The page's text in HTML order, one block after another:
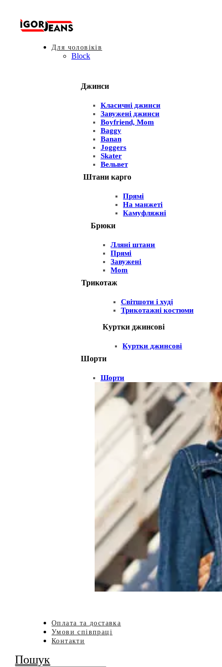
Для чоловіків
Block
Джинси
Класичні джинси
Завужені джинси
Boyfriend, Mom
Baggy
Banan
Joggers
Skater
Вельвет
Штани карго
Прямі
На манжеті
Камуфляжні
Брюки
Лляні штани
Прямі
Завужені
Mom
Трикотаж
Світшоти і худі
Трикотажні костюми
Куртки джинсові
Куртки джинсові
Шорти
Шорти
Оплата та доставка
Умови співпраці
Контакти
Пошук